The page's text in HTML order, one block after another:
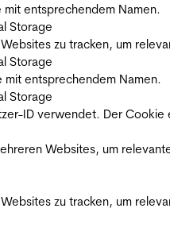
mit entsprechendem Namen.
Storage
zu tracken, um
Storage
mit entsprechendem Namen.
Storage
ID verwendet. Der
Websites, um
zu tracken, um